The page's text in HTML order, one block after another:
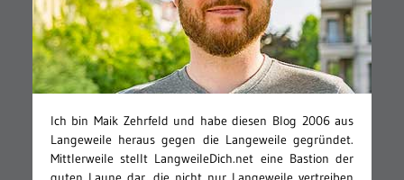
Ich bin Maik Zehrfeld und habe diesen Blog 2006 aus
Langeweile heraus gegen die Langeweile gegründet.
Mittlerweile stellt LangweileDich.net eine Bastion der